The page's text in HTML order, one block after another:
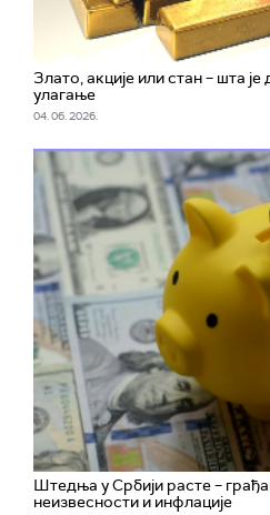
Злато, акције или стан – шта је
улагање
04. 06. 2026.
Штедња у Србији расте –
неизвесности и инфлације